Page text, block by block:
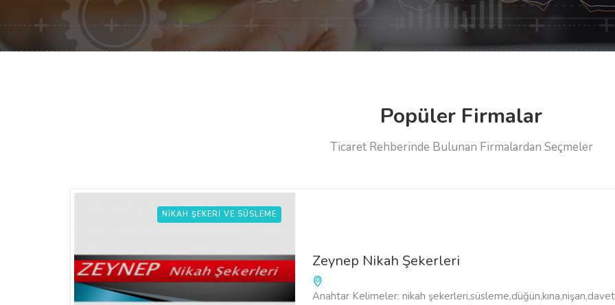
Popüler Firmalar
Ticaret Rehberinde Bulunan Firmalardan Seçmeler
NIKAH ŞEKERI VE SÜSLEME
Zeynep Nikah Şekerleri
Anahtar Kelimeler: nikah şekerleri,süsleme,düğün,kına,nişan,davet